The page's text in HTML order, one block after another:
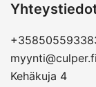
myynti@culper.fi
Kehäkuja 4